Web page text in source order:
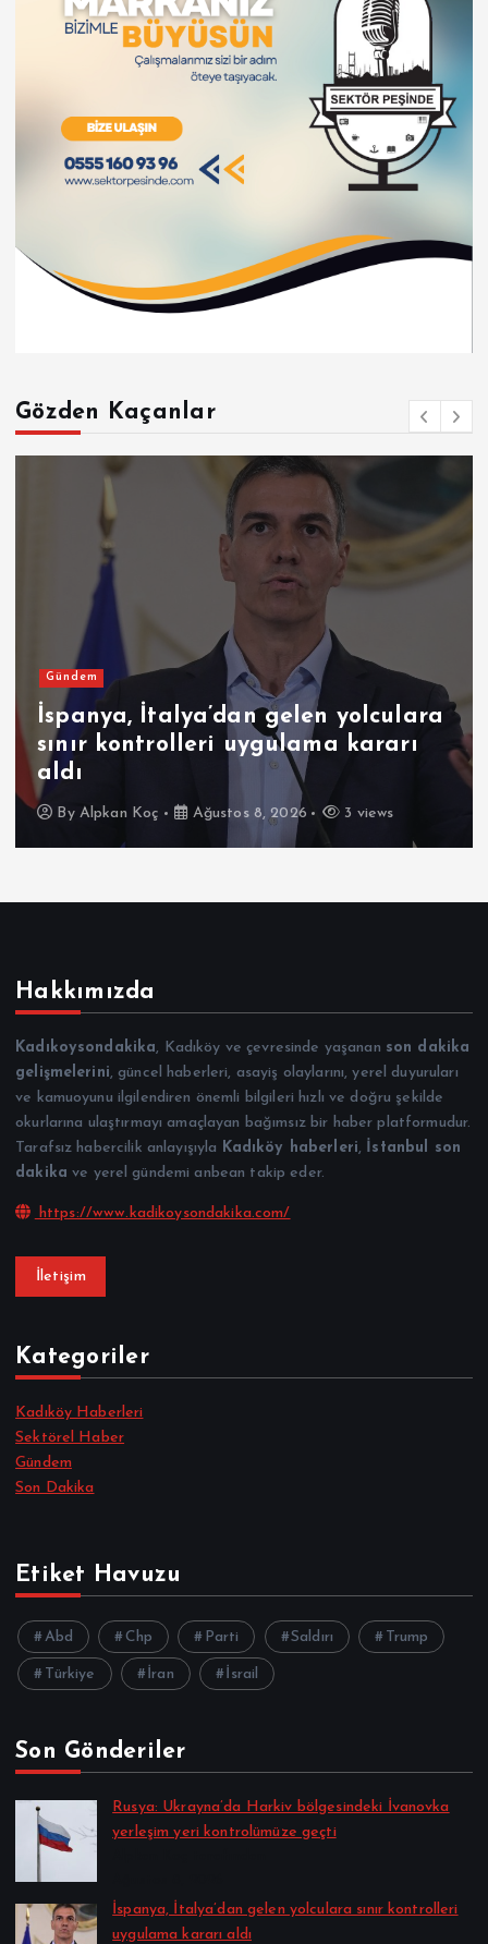
Gözden Kaçanlar
Gündem
İspanya, İtalya’dan gelen yolculara
sınır kontrolleri uygulama kararı
aldı
By Alpkan Koç Ağustos 8, 2026 3 views
Hakkımızda
Kadıkoysondakika, Kadıköy ve çevresinde yaşanan son dakika
gelişmelerini, güncel haberleri, asayiş olaylarını, yerel duyuruları
ve kamuoyunu ilgilendiren önemli bilgileri hızlı ve doğru şekilde
okurlarına ulaştırmayı amaçlayan bağımsız bir haber platformudur.
Tarafsız habercilik anlayışıyla Kadıköy haberleri, İstanbul son
dakika ve yerel gündemi anbean takip eder.
https://www.kadikoysondakika.com/
İletişim
Kategoriler
Kadıköy Haberleri
Sektörel Haber
Gündem
Son Dakika
Etiket Havuzu
Abd Chp Parti Saldırı Trump
Türkiye İran İsrail
Son Gönderiler
Rusya: Ukrayna’da Harkiv bölgesindeki İvanovka
yerleşim yeri kontrolümüze geçti
İspanya, İtalya’dan gelen yolculara sınır kontrolleri
uygulama kararı aldı